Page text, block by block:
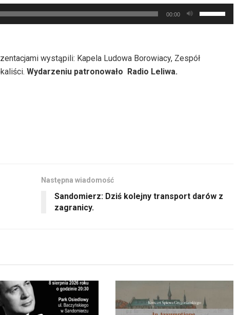
lub
zmniejszyć
00:00
strzałek
oraz
wystąpili: Kapela Ludowa Borowiacy, Zespół
Wydarzeniu patronowało Radio Leliwa.
Następna wiadomość
Sandomierz: Dziś kolejny transport darów z
zagranicy.